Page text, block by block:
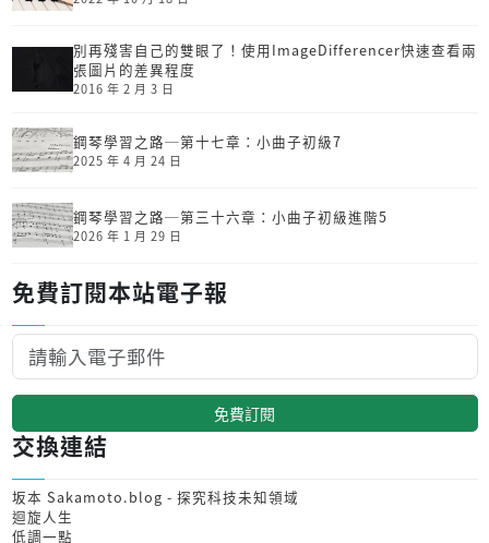
別再殘害自己的雙眼了！使用ImageDifferencer快速查看兩
張圖片的差異程度
2016 年 2 月 3 日
鋼琴學習之路─第十七章：小曲子初級7
2025 年 4 月 24 日
鋼琴學習之路─第三十六章：小曲子初級進階5
2026 年 1 月 29 日
免費訂閱本站電子報
免費訂閱
交換連結
坂本 Sakamoto.blog - 探究科技未知領域
迴旋人生
低調一點